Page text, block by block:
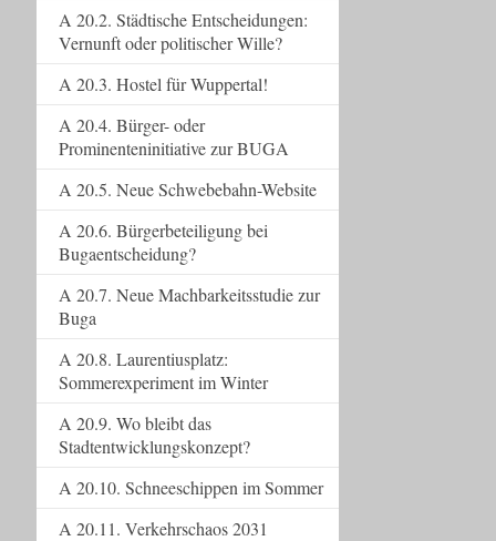
A 20.2. Städtische Entscheidungen:
Vernunft oder politischer Wille?
A 20.3. Hostel für Wuppertal!
A 20.4. Bürger- oder
Prominenteninitiative zur BUGA
A 20.5. Neue Schwebebahn-Website
A 20.6. Bürgerbeteiligung bei
Bugaentscheidung?
A 20.7. Neue Machbarkeitsstudie zur
Buga
A 20.8. Laurentiusplatz:
Sommerexperiment im Winter
A 20.9. Wo bleibt das
Stadtentwicklungskonzept?
A 20.10. Schneeschippen im Sommer
A 20.11. Verkehrschaos 2031